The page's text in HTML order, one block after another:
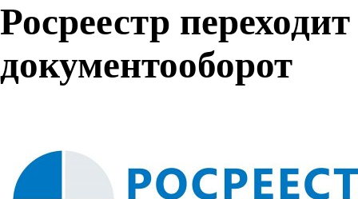
Росреестр
документооборот